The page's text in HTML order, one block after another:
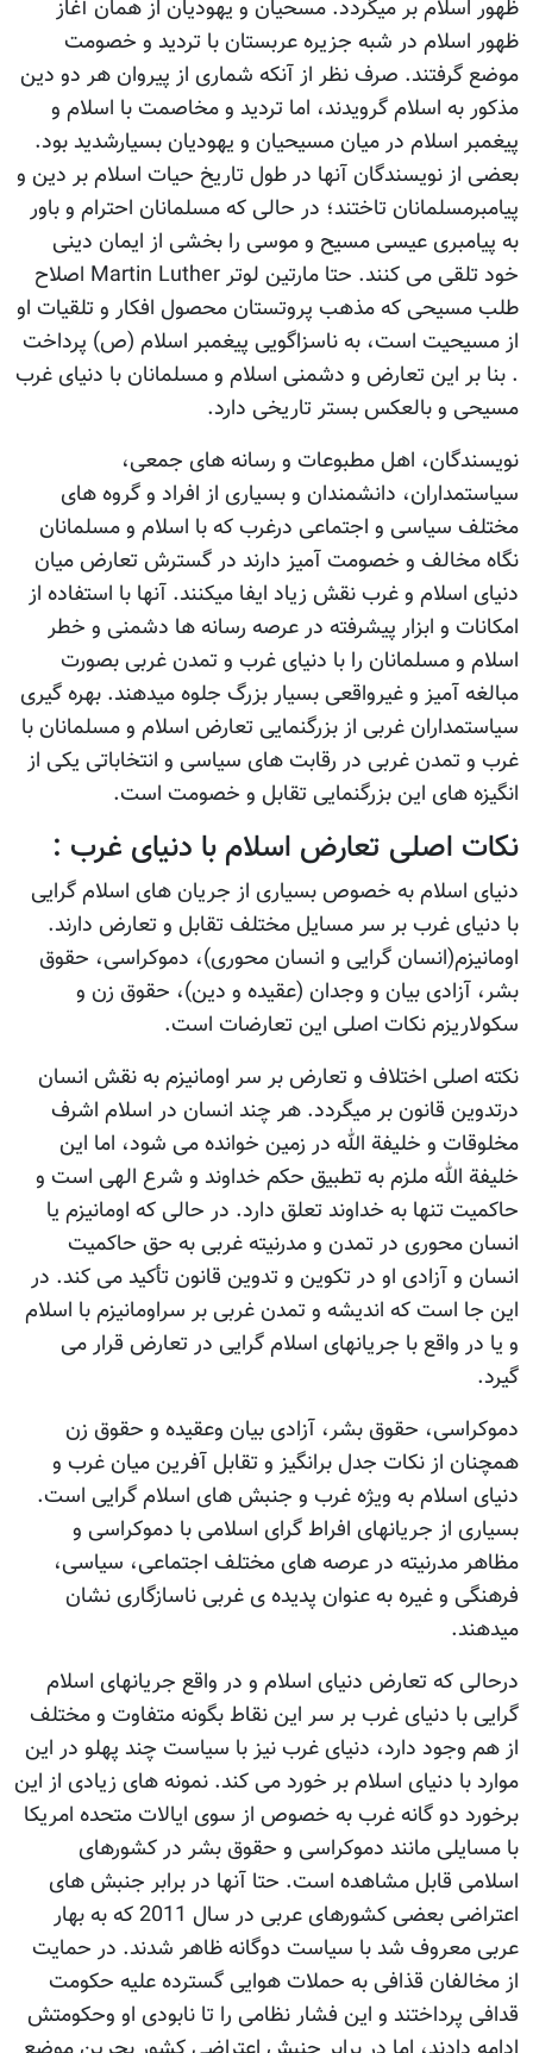
ظهور اسلام بر میگردد. مسحیان و یهودیان از همان آغاز
ظهور اسلام در شبه جزیره عربستان با تردید و خصومت
موضع گرفتند. صرف نظر از آنکه شماری از پیروان هر دو دین
مذکور به اسلام گرویدند، اما تردید و مخاصمت با اسلام و
پیغمبر اسلام در میان مسیحیان و یهودیان بسیارشدید بود.
بعضی از نویسندگان آنها در طول تاریخ حیات اسلام بر دین و
پیامبرمسلمانان تاختند؛ در حالی که مسلمانان احترام و باور
به پیامبری عیسی مسیح و موسی را بخشی از ایمان دینی
خود تلقی می کنند. حتا مارتین لوتر Martin Luther اصلاح
طلب مسیحی که مذهب پروتستان محصول افکار و تلقیات او
از مسیحیت است، به ناسزاگویی پیغمبر اسلام (ص) پرداخت
. بنا بر این تعارض و دشمنی اسلام و مسلمانان با دنیای غرب
مسیحی و بالعکس بستر تاریخی دارد.
نویسندگان، اهل مطبوعات و رسانه های جمعی،
سیاستمداران، دانشمندان و بسیاری از افراد و گروه های
مختلف سیاسی و اجتماعی درغرب که با اسلام و مسلمانان
نگاه مخالف و خصومت آمیز دارند در گسترش تعارض میان
دنیای اسلام و غرب نقش زیاد ایفا میکنند. آنها با استفاده از
امکانات و ابزار پیشرفته در عرصه رسانه ها دشمنی و خطر
اسلام و مسلمانان را با دنیای غرب و تمدن غربی بصورت
مبالغه آمیز و غیرواقعی بسیار بزرگ جلوه میدهند. بهره گیری
سیاستمداران غربی از بزرگنمایی تعارض اسلام و مسلمانان با
غرب و تمدن غربی در رقابت های سیاسی و انتخاباتی یکی از
انگیزه های این بزرگنمایی تقابل و خصومت است.
نکات اصلی تعارض اسلام با دنیای غرب :
دنیای اسلام به خصوص بسیاری از جریان های اسلام گرایی
با دنیای غرب بر سر مسایل مختلف تقابل و تعارض دارند.
اومانیزم(انسان گرایی و انسان محوری)، دموکراسی، حقوق
بشر، آزادی بیان و وجدان (عقیده و دین)، حقوق زن و
سکولاریزم نکات اصلی این تعارضات است.
نکته اصلی اختلاف و تعارض بر سر اومانیزم به نقش انسان
درتدوین قانون بر میگردد. هر چند انسان در اسلام اشرف
مخلوقات و خلیفة الله در زمین خوانده می شود، اما این
خلیفة الله ملزم به تطبیق حکم خداوند و شرع الهی است و
حاکمیت تنها به خداوند تعلق دارد. در حالی که اومانیزم یا
انسان محوری در تمدن و مدرنیته غربی به حق حاکمیت
انسان و آزادی او در تکوین و تدوین قانون تأکید می کند. در
این جا است که اندیشه و تمدن غربی بر سراومانیزم با اسلام
و یا در واقع با جریانهای اسلام گرایی در تعارض قرار می
گیرد.
دموکراسی، حقوق بشر، آزادی بیان وعقیده و حقوق زن
همچنان از نکات جدل برانگیز و تقابل آفرین میان غرب و
دنیای اسلام به ویژه غرب و جنبش های اسلام گرایی است.
بسیاری از جریانهای افراط گرای اسلامی با دموکراسی و
مظاهر مدرنیته در عرصه های مختلف اجتماعی، سیاسی،
فرهنگی و غیره به عنوان پدیده ی غربی ناسازگاری نشان
میدهند.
درحالی که تعارض دنیای اسلام و در واقع جریانهای اسلام
گرایی با دنیای غرب بر سر این نقاط بگونه متفاوت و مختلف
از هم وجود دارد، دنیای غرب نیز با سیاست چند پهلو در این
موارد با دنیای اسلام بر خورد می کند. نمونه های زیادی از این
برخورد دو گانه غرب به خصوص از سوی ایالات متحده امریکا
با مسایلی مانند دموکراسی و حقوق بشر در کشورهای
اسلامی قابل مشاهده است. حتا آنها در برابر جنبش های
اعتراضی بعضی کشورهای عربی در سال 2011 که به بهار
عربی معروف شد با سیاست دوگانه ظاهر شدند. در حمایت
از مخالفان قذافی به حملات هوایی گسترده علیه حکومت
قدافی پرداختند و این فشار نظامی را تا نابودی او وحکومتش